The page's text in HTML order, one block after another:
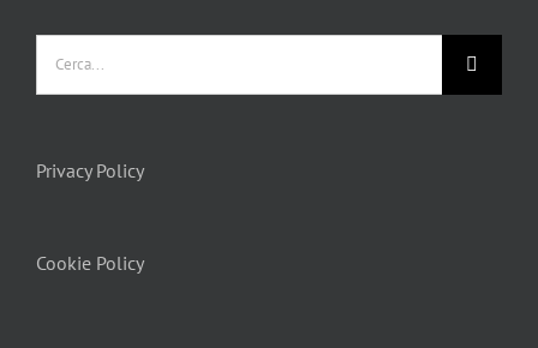
Privacy Policy
Cookie Policy